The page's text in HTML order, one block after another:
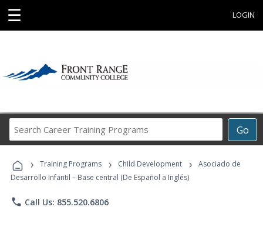
☰ LOGIN
Go
Career
Programs
› Training Programs › Child Development ›
Asociado de
Desarrollo Infantil – Base central (De Español a Inglés)
phone Call Us: 855.520.6806